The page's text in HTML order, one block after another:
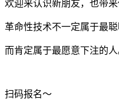
欢迎来认识新朋友，也带来
革命性技术不一定属于最聪
而肯定属于最愿意下注的人
扫码报名～